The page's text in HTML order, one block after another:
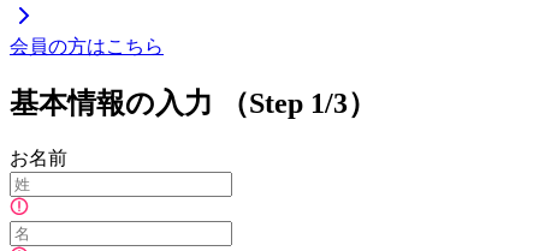
会員の方はこちら
基本情報の入力 （Step 1/3）
お名前